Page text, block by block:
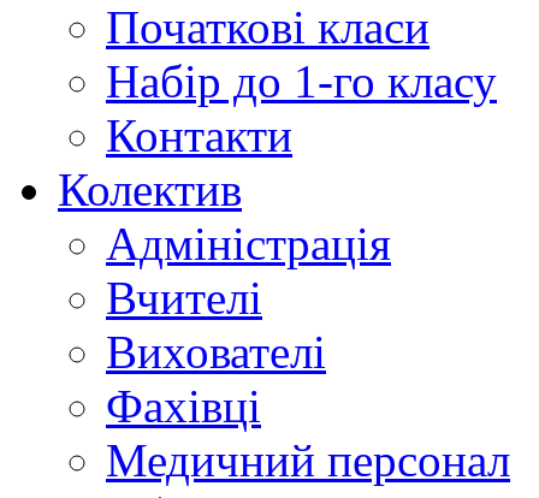
Початкові класи
Набір до 1-го класу
Контакти
Колектив
Адміністрація
Вчителі
Вихователі
Фахівці
Медичний персонал